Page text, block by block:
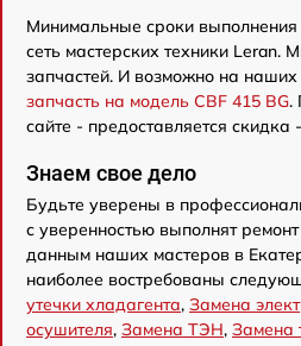
Минимальные сроки
сеть мастерских техники Leran.
запчастей. И возможно на
запчасть на модель CBF 415 BG.
сайте - предоставляется скидка
Знаем свое дело
Будьте уверены в
с уверенностью выполнят
данным наших мастеров в
наиболее востребованы
утечки хладагента, Замена
осушителя, Замена ТЭН, Замена